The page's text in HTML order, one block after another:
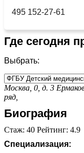
495 152-27-61
Где сегодня
Выбрать:
Москва, 0, д. 3
ряд,
Биография
Стаж: 40 Рейтинг: 4.9
Специализация: